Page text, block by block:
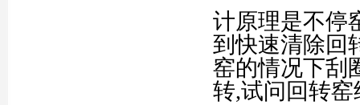
计原理是不停
到快速清除回
窑的情况下刮
转,试问回转